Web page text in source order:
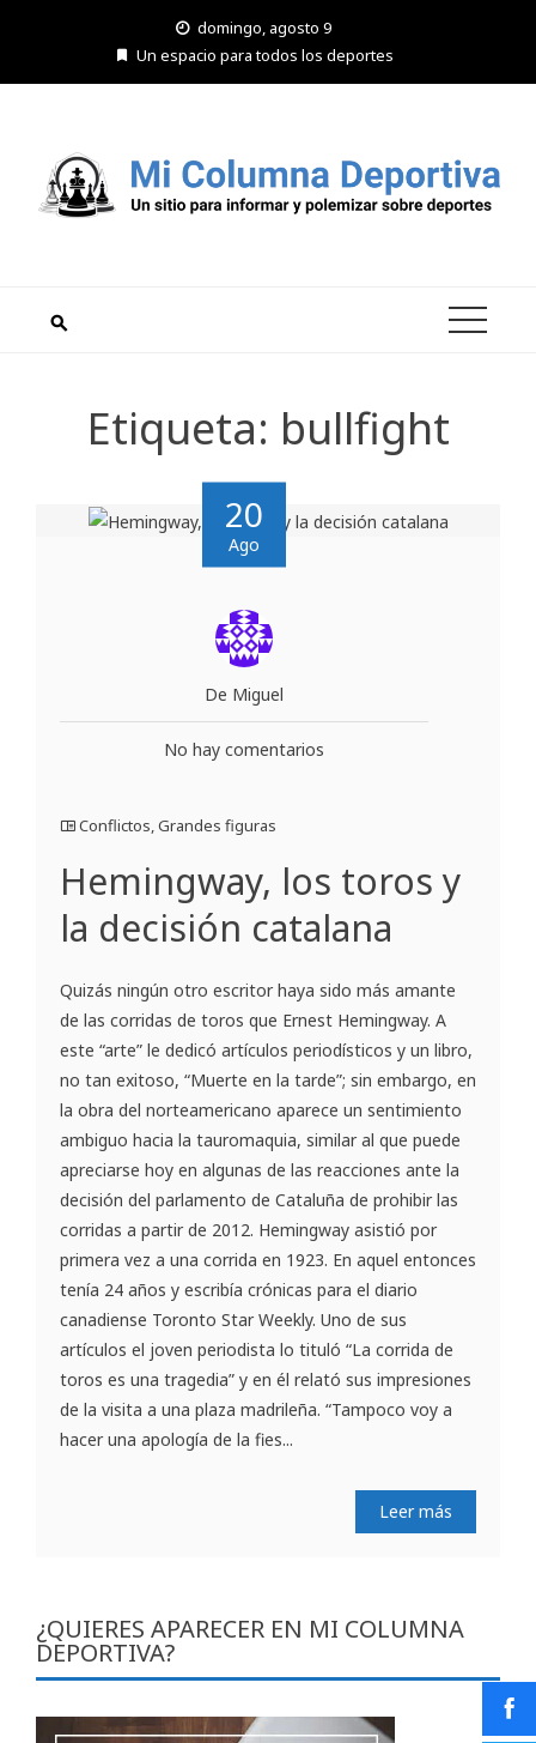
domingo, agosto 9
Un espacio para todos los deportes
Etiqueta: bullfight
20
Ago
De Miguel
No hay comentarios
Conflictos,Grandes figuras
Hemingway, los toros y
la decisión catalana
Quizás ningún otro escritor haya sido más amante
de las corridas de toros que Ernest Hemingway. A
este “arte” le dedicó artículos periodísticos y un libro,
no tan exitoso, “Muerte en la tarde”; sin embargo, en
la obra del norteamericano aparece un sentimiento
ambiguo hacia la tauromaquia, similar al que puede
apreciarse hoy en algunas de las reacciones ante la
decisión del parlamento de Cataluña de prohibir las
corridas a partir de 2012. Hemingway asistió por
primera vez a una corrida en 1923. En aquel entonces
tenía 24 años y escribía crónicas para el diario
canadiense Toronto Star Weekly. Uno de sus
artículos el joven periodista lo tituló “La corrida de
toros es una tragedia” y en él relató sus impresiones
de la visita a una plaza madrileña. “Tampoco voy a
hacer una apología de la fies...
Leer más
¿QUIERES APARECER EN MI COLUMNA
DEPORTIVA?